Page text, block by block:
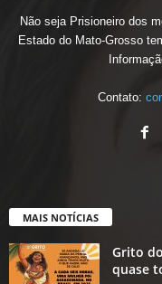
Não seja Prisioneiro dos
Estado do Mato-Grosso
Contato:
MAIS NOTÍCIAS
Grito
quase